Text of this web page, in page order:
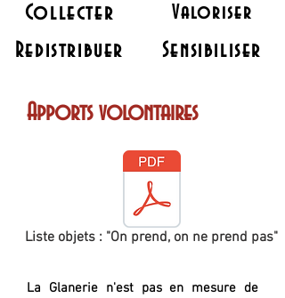
Collecter Valoriser
Redistribuer Sensibiliser
Apports volontaires
Liste objets : "On prend, on ne prend pas"
La Glanerie n'est pas en mesure de